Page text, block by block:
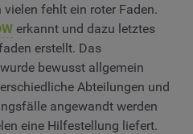
fehlt ein roter Faden.
erkannt und dazu letztes
erstellt. Das
wurde bewusst allgemein
Abteilungen und
angewandt werden
eine Hilfestellung liefert.